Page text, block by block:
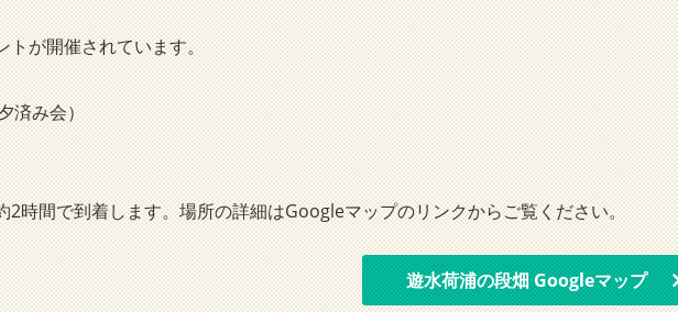
が開催されています。
済み会）
時間で到着します。場所の詳細はGoogleマップのリンクからご覧ください。
遊水荷浦の段畑 Googleマップ